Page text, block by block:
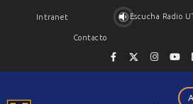
Intranet Escucha Radio
Contacto